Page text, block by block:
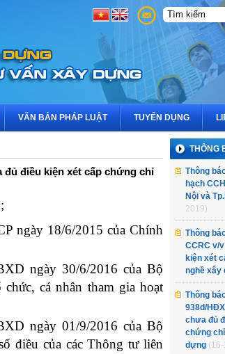
VĂN BẢN PHÁP LUẬT TUYỂN DỤNG
đủ điều kiện xét cấp chứng chỉ
ngày 18/6/2015 của Chính
ngày 30/6/2016 của Bộ
cá nhân tham gia hoạt
ngày 01/9/2016 của Bộ
điều của các Thông tư liên
THÔNG
Thông
hạch
Nội và
2019)
Thông
CCRC v/
kiện xét
nghề xây
Thông
938d/
chưa đủ
chứng
dựng